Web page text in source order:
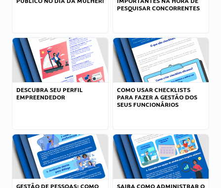
PESQUISAR CONCORRENTES
DESCUBRA SEU PERFIL
EMPREENDEDOR
COMO USAR CHECKLISTS
PARA FAZER A GESTÃO DOS
SEUS FUNCIONÁRIOS